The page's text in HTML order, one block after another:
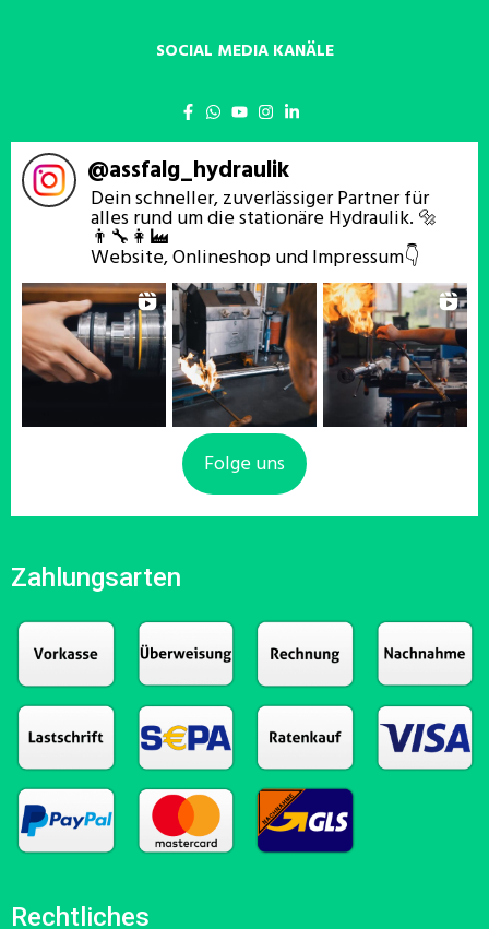
SOCIAL MEDIA KANÄLE
@assfalg_hydraulik
Dein schneller, zuverlässiger Partner für
alles rund um die stationäre Hydraulik. 🔩
👨‍🔧👩‍🏭
Website, Onlineshop und Impressum👇
Folge uns
Zahlungsarten
Rechtliches